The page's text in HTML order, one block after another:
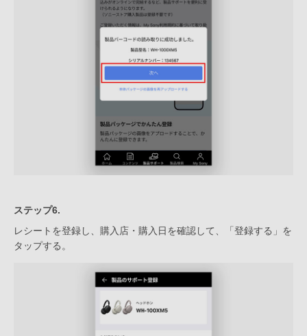
ステップ6.
レシートを登録し、購入店・購入日を確認して、「登録する」を
タップする。